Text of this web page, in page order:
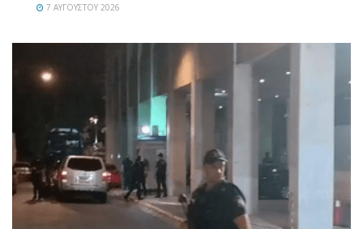
7 ΑΥΓΟΎΣΤΟΥ 2026